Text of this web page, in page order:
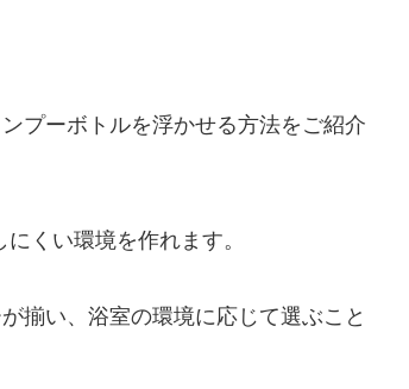
プーボトルを浮かせる方法をご紹介
くい環境を作れます。
揃い、浴室の環境に応じて選ぶこと